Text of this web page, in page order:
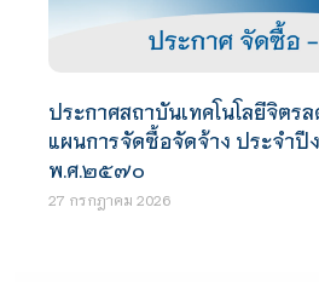
ประกาศสถาบันเทคโนโลยีจิตรล
แผนการจัดซื้อจัดจ้าง ประจำ
พ.ศ.๒๕๗๐
27 กรกฎาคม 2026